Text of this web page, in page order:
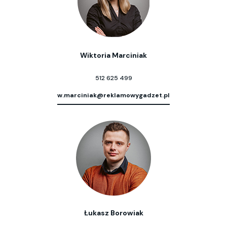
Wiktoria Marciniak
512 625 499
w.marciniak@reklamowygadzet.pl
Łukasz Borowiak